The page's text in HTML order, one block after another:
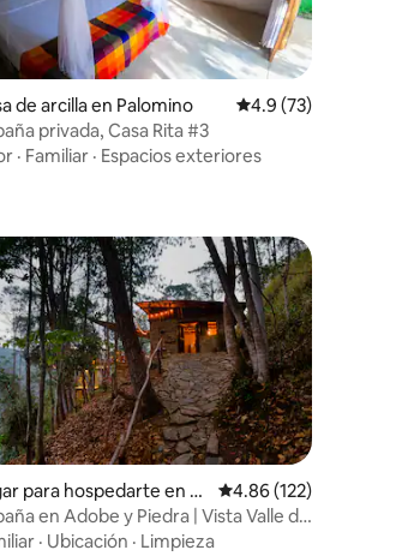
5 de 5; 3 evaluaciones
de arcilla en Palomino Calificación
4.9 (73)
privada, Casa Rita #3
· Familiar · Espacios exteriores
4.79 de 5; 33 evaluaciones
para hospedarte en G
Calificación promedio:
4.86 (122)
en Adobe y Piedra | Vista Valle de
· Ubicación · Limpieza